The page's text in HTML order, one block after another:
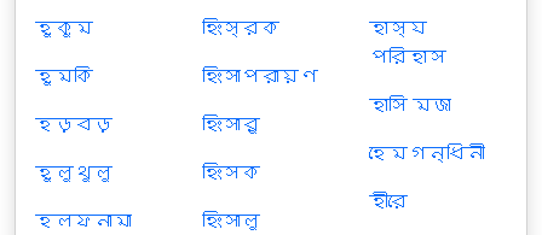
হুকুম
হুমকি
হড়বড়
হুলুথুলু
হলফনামা
হিংস্রক
হিংসাপরায়ণ
হিংসারু
হিংসক
হিংসালু
হাস্য
পরিহাস
হাসি মজা
হেমগন্ধিনী
হীরে